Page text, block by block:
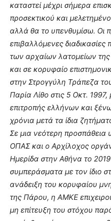
καταστεί μέχρι σήμερα
προσεκτικού και
αλλά θα το υπενθυμίσω. Οι
επιβαλλόμενες διαδικασίες
των αρχαίων λατομείων
και σε κορυφαίο
στην Στρογγύλη Τράπεζα
Παρία Λίθο στις 5 Οκτ.
επιτροπής ελλήνων και
χρόνια μετά τα ίδια
Σε μια νεότερη προσπάθεια
ΟΠΑΣ και ο Αρχίλοχος
Ημερίδα στην Αθήνα το
συμπεράσματα με τον ίδιο
ανάδειξη του κορυφαίου
της Πάρου, η ΑΜΚΕ
μη επίτευξη του στόχου